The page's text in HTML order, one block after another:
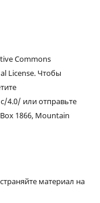
Commons
License. Чтобы
4.0/ или отправьте
1866, Mountain
материал на